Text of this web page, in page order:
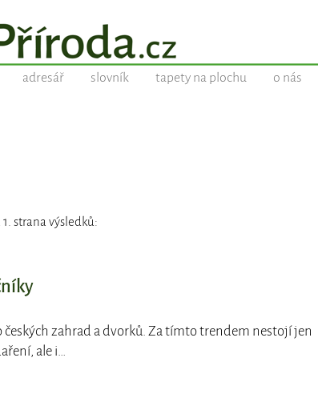
adresář slovník tapety na plochu o nás
strana výsledků:
českých zahrad a dvorků. Za tímto trendem nestojí jen
ale i…